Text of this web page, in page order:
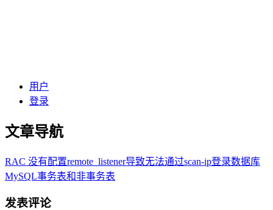
用户
登录
文章导航
RAC 没有配置remote_listener导致无法通过scan-ip登录数据库
MySQL事务表和非事务表
发表评论